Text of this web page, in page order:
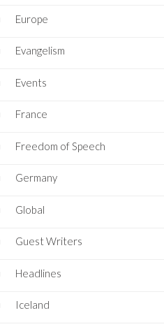
Europe
Evangelism
Events
France
Freedom of Speech
Germany
Global
Guest Writers
Headlines
Iceland